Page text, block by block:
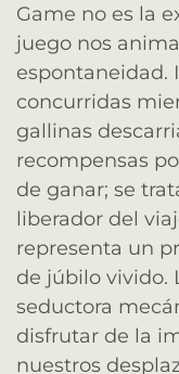
Game no es la
juego nos
espontaneidad.
concurridas
gallinas
recompensas
de ganar; se
liberador del
representa un
de júbilo vivido.
seductora
disfrutar de la
nuestros